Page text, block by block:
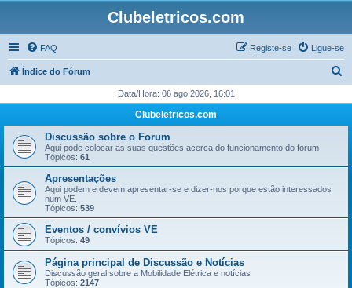
Clubeletricos.com
FAQ Ligue-se
Registe-se
Índice do Fórum
q
i
r
Data/Hora: 06 ago 2026, 16:01
Clubeletricos.com
Discussão sobre o Forum
Aqui pode colocar as suas questões acerca do funcionamento do forum
Tópicos: 61
Apresentações
Aqui podem e devem apresentar-se e dizer-nos porque estão interessados
num VE.
Tópicos: 539
Eventos / convívios VE
Tópicos: 49
Página principal de Discussão e Notícias
Discussão geral sobre a Mobilidade Elétrica e notícias
Tópicos: 2147